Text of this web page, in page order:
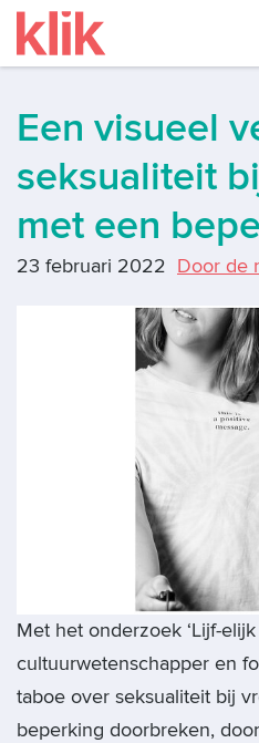
Een visueel
seksualiteit
met een
23 februari 2022 Door de
Met het onderzoek ‘Lijf-elijk
cultuurwetenschapper en
taboe over seksualiteit bij
beperking doorbreken,